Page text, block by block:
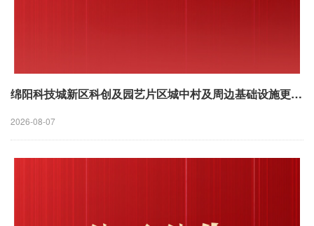
绵阳科技城新区科创及园艺片区城中村及周边基础设施更新改造项目监理服务中选结果公告
2026-08-07